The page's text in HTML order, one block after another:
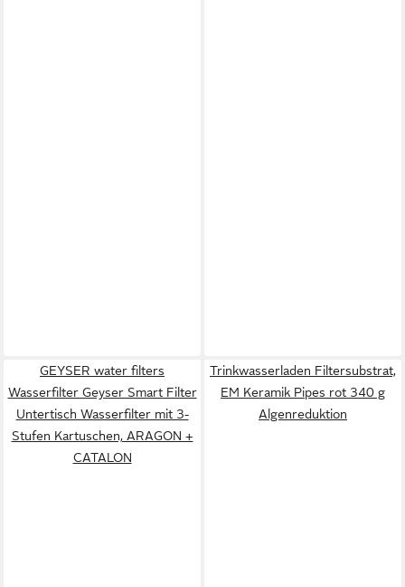
GEYSER water filters
Wasserfilter Geyser Smart Filter
Untertisch Wasserfilter mit 3-
Stufen Kartuschen, ARAGON +
CATALON
Trinkwasserladen Filtersubstrat,
EM Keramik Pipes rot 340 g
Algenreduktion